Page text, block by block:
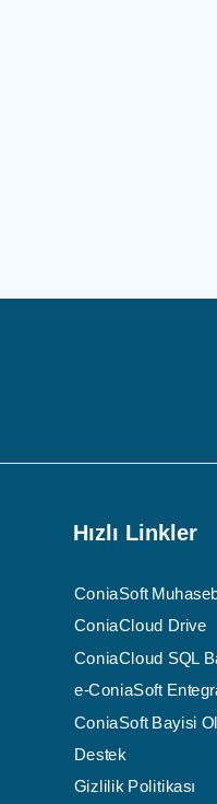
Hızlı Linkler
ConiaSoft
ConiaCloud Drive
ConiaCloud SQL
e-ConiaSoft
ConiaSoft Bayisi
Destek
Gizlilik Politikası